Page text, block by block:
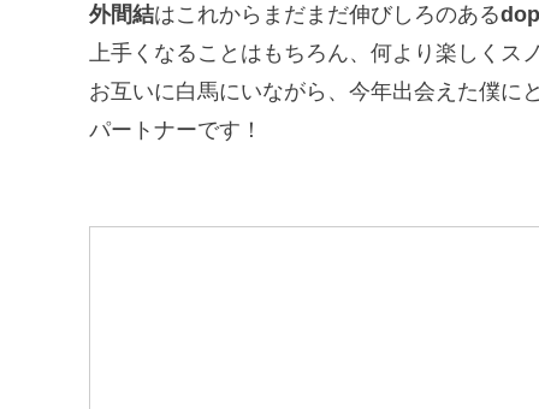
外間結はこれからまだまだ伸びしろのある
上手くなることはもちろん、何より楽しく
お互いに白馬にいながら、今年出会えた僕に
パートナーです！